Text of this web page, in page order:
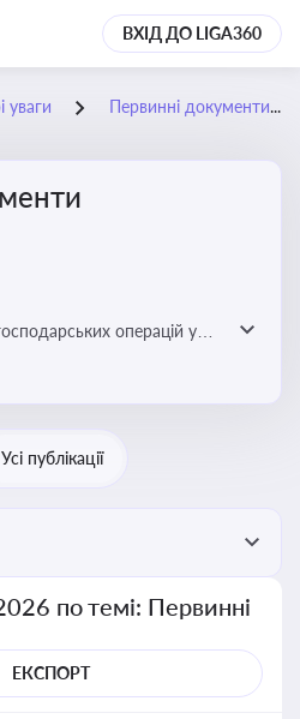
ВХІД ДО LIGA360
уваги Первинні документи
операцій у
є основою для
Усі публікації
по темі: Первинні
ЕКСПОРТ